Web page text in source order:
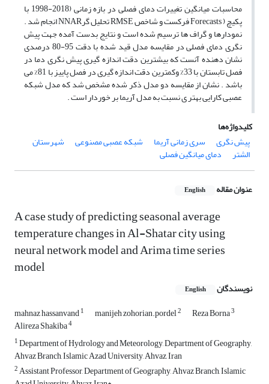
محاسبات میانگین تغییرات دمای فصلی در بازه زمانی (2018-1998 با
پکیچ ( Forecasts فرکست و شاخص RMSE تحلیل گرNNAR انجام شد .
نمودارها و گراف ها ترسیم شده است و نتایج بدست آمده جهت پیش
نگری دمای فصلی در مقایسه مدل قید شده با دقت 95-80 درصدی
نشان دهنده آنست که بیشترین دقت اندازه گیری پیش نگری دما در
فصل تابستان با 33% وکمترین دقت اندازه گیری در فصل پاییز با 81% می
باشد . نشان از مقایسه دو مدل ذکر شده مشخص شد که مدل شبکه
عصبی کارایی بهتر ی نسبت به مدل آریما بر خوردار است .
کلیدواژه‌ها
پیش نگری
سری زمانی آریما شبکه عصبی مصنوعی شهرستان
الشتر دمای میانگین فصلی
عنوان مقاله English
A case study of predicting seasonal average
temperature changes in Al-Shatar city using
neural network model and Arima time series
model
نویسندگان English
mahnaz hassanvand1 manijeh zohorian.pordel2 Reza Borna3
Alireza Shakiba4
1Department of Hydrology and Meteorology, Department of Geography,
Ahvaz Branch, Islamic Azad University, Ahvaz, Iran
2Assistant Professor, Department of Geography, Ahvaz Branch, Islamic